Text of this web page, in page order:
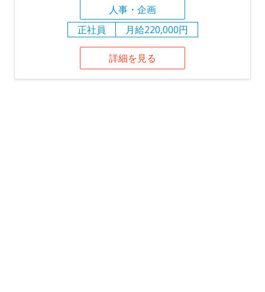
人事・企画
正社員
月給220,000円
詳細を見る